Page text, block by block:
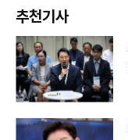
추천기사